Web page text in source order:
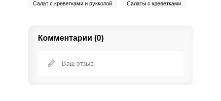
Салат с креветками и рукколой Салаты с креветками
Комментарии (0)